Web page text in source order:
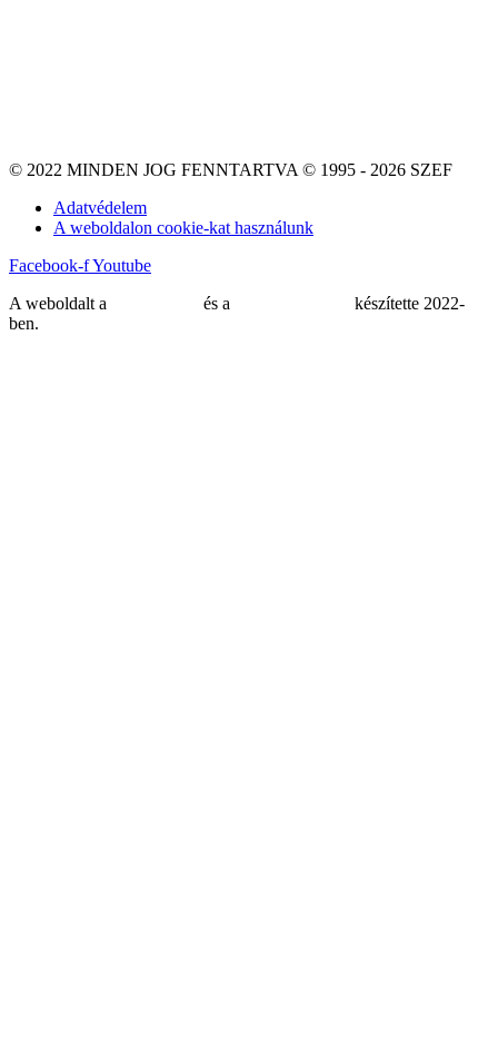
© 2022 MINDEN JOG FENNTARTVA © 1995 - 2026 SZEF
Adatvédelem
A weboldalon cookie-kat használunk
Facebook-fYoutube
A weboldalt a
és a
készítette 2022-
ben.